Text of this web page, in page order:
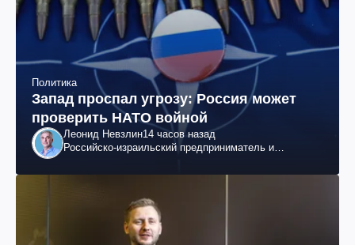
Политика
Запад проспал угрозу: Россия может
проверить НАТО войной
Леонид Невзлин14 часов назад
Российско-израильский предприниматель и
"ЮКОСа"